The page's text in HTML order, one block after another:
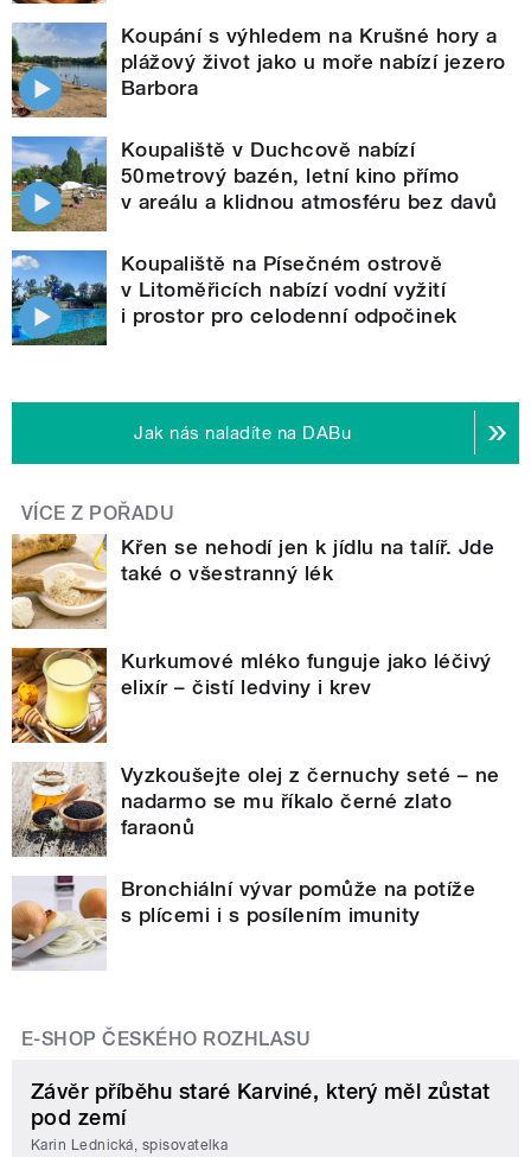
Koupání s výhledem na Krušné hory a
plážový život jako u moře nabízí jezero
Barbora
Koupaliště v Duchcově nabízí
50metrový bazén, letní kino přímo
v areálu a klidnou atmosféru bez davů
Koupaliště na Písečném ostrově
v Litoměřicích nabízí vodní vyžití
i prostor pro celodenní odpočinek
Jak nás naladíte na DABu
VÍCE Z POŘADU
Křen se nehodí jen k jídlu na talíř. Jde
také o všestranný lék
Kurkumové mléko funguje jako léčivý
elixír – čistí ledviny i krev
Vyzkoušejte olej z černuchy seté – ne
nadarmo se mu říkalo černé zlato
faraonů
Bronchiální vývar pomůže na potíže
s plícemi i s posílením imunity
E-SHOP ČESKÉHO ROZHLASU
Závěr příběhu staré Karviné, který měl zůstat
pod zemí
Karin Lednická, spisovatelka